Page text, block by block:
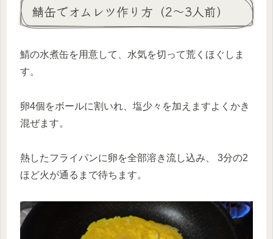
鯖缶でオムレツ作り方（2～3人前）
鯖の水煮缶を用意して、水気を切って荒くほぐしま
す。
卵4個をボールに割いれ、塩少々を加えますよくかき
混ぜます。
熱したフライパンに卵を全部溶き流し込み、 3分の2
ほど火が通るまで待ちます。